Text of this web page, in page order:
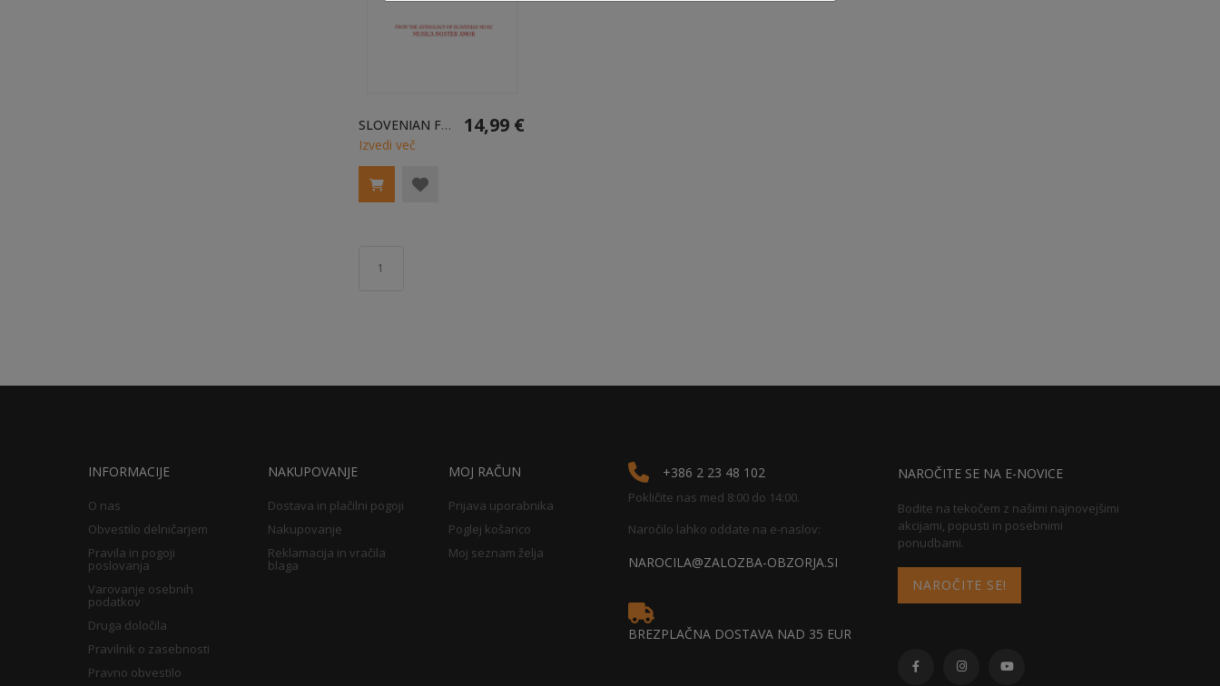
SLOVENIAN FOLK SONG E-KNJIGA 14,99 €
Izvedi več
1
INFORMACIJE
O nas
Obvestilo delničarjem
Pravila in pogoji
poslovanja
Varovanje osebnih
podatkov
Druga določila
Pravilnik o zasebnosti
Pravno obvestilo
NAKUPOVANJE
Dostava in plačilni pogoji
Nakupovanje
Reklamacija in vračila
blaga
MOJ RAČUN
Prijava uporabnika
Poglej košarico
Moj seznam želja
+386 2 23 48 102
Pokličite nas med 8:00 do 14:00.
Naročilo lahko oddate na e-naslov:
NAROCILA@ZALOZBA-OBZORJA.SI
BREZPLAČNA DOSTAVA NAD 35 EUR
NAROČITE SE NA E-NOVICE
Bodite na tekočem z našimi najnovejšimi
akcijami, popusti in posebnimi
ponudbami.
NAROČITE SE!